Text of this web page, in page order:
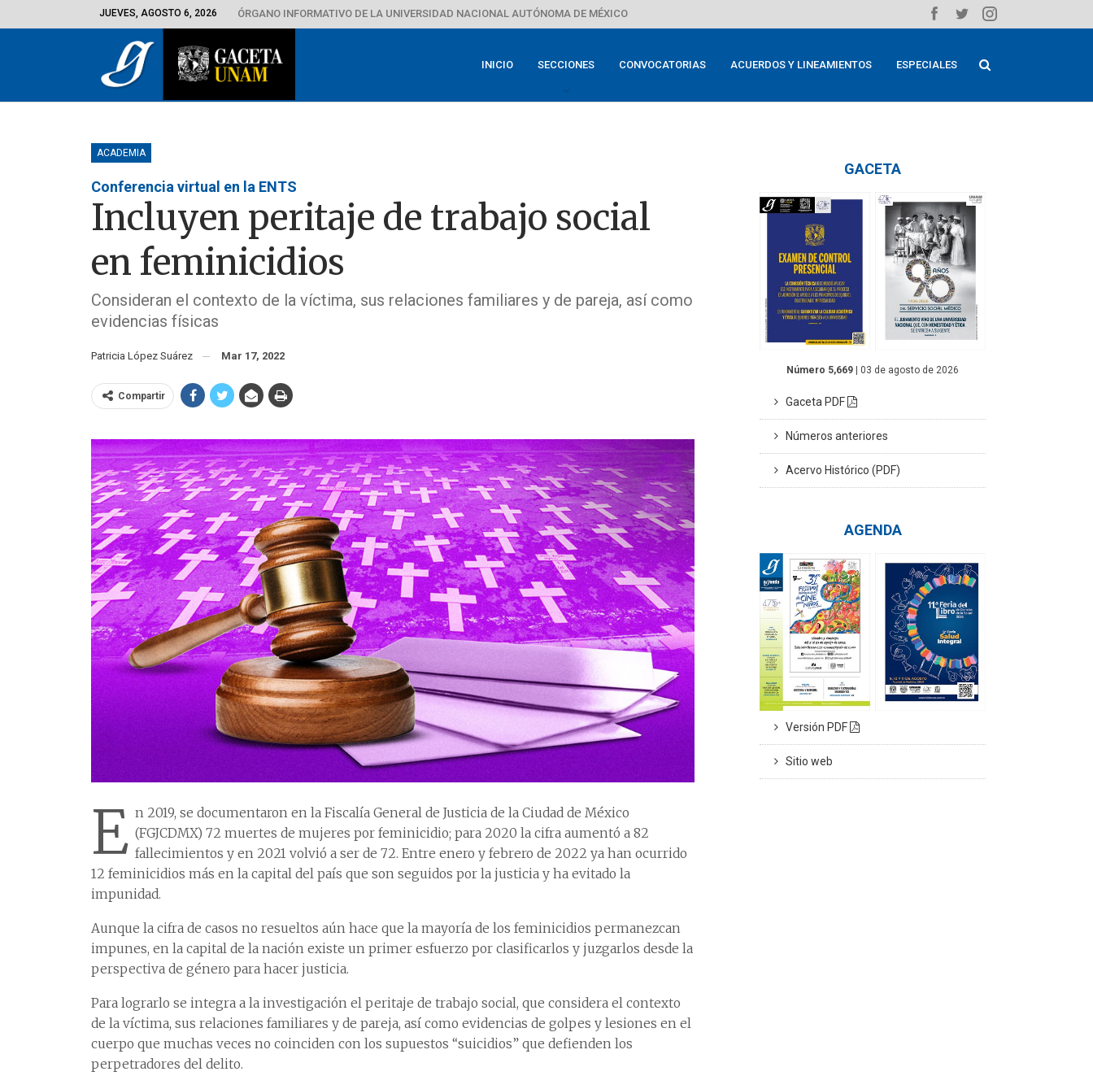
JUEVES, AGOSTO 6, 2026 ÓRGANO INFORMATIVO DE LA UNIVERSIDAD NACIONAL AUTÓNOMA DE MÉXICO
INICIO SECCIONES CONVOCATORIAS ACUERDOS Y LINEAMIENTOS ESPECIALES
ACADEMIA
Conferencia virtual en la ENTS
Incluyen peritaje de trabajo social
en feminicidios
Consideran el contexto de la víctima, sus relaciones familiares y de pareja, así como
evidencias físicas
Patricia López Suárez Mar 17, 2022
Compartir
E n 2019, se documentaron en la Fiscalía General de Justicia de la Ciudad de México
(FGJCDMX) 72 muertes de mujeres por feminicidio; para 2020 la cifra aumentó a 82
fallecimientos y en 2021 volvió a ser de 72. Entre enero y febrero de 2022 ya han ocurrido
12 feminicidios más en la capital del país que son seguidos por la justicia y ha evitado la
impunidad.
Aunque la cifra de casos no resueltos aún hace que la mayoría de los feminicidios permanezcan
impunes, en la capital de la nación existe un primer esfuerzo por clasificarlos y juzgarlos desde la
perspectiva de género para hacer justicia.
Para lograrlo se integra a la investigación el peritaje de trabajo social, que considera el contexto
de la víctima, sus relaciones familiares y de pareja, así como evidencias de golpes y lesiones en el
cuerpo que muchas veces no coinciden con los supuestos “suicidios” que defienden los
perpetradores del delito.
GACETA
Número 5,669 | 03 de agosto de 2026
Gaceta PDF
Números anteriores
Acervo Histórico (PDF)
AGENDA
Versión PDF
Sitio web